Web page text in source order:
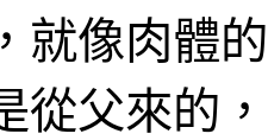
就像肉體
從父來的